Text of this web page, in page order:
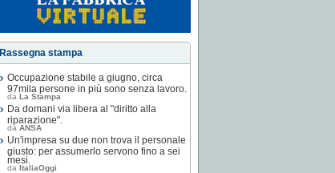
Rassegna stampa
Occupazione stabile a giugno, circa
97mila persone in più sono senza lavoro.
da La Stampa
Da domani via libera al "diritto alla
riparazione".
da ANSA
Un'impresa su due non trova il personale
giusto: per assumerlo servono fino a sei
mesi.
da ItaliaOggi